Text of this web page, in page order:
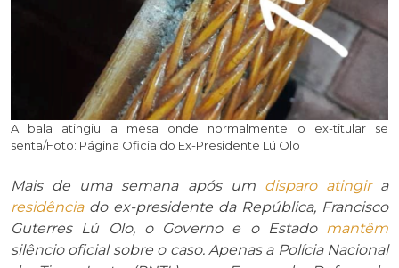
A bala atingiu a mesa onde normalmente o ex-titular se
senta/Foto: Página Oficia do Ex-Presidente Lú Olo
Mais de uma semana após um disparo atingira
residênciado ex-presidente da República, Francisco
Guterres Lú Olo, o Governo e o Estado mantêm
silêncio oficial sobre o caso. Apenas a Polícia Nacional